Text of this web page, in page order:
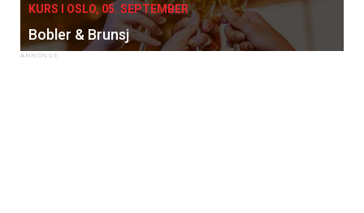
KURS I OSLO, 05. SEPTEMBER
Bobler & Brunsj